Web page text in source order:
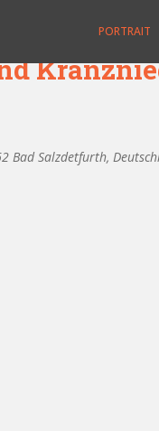
PORTRAIT
Bad Salzdetfurth,